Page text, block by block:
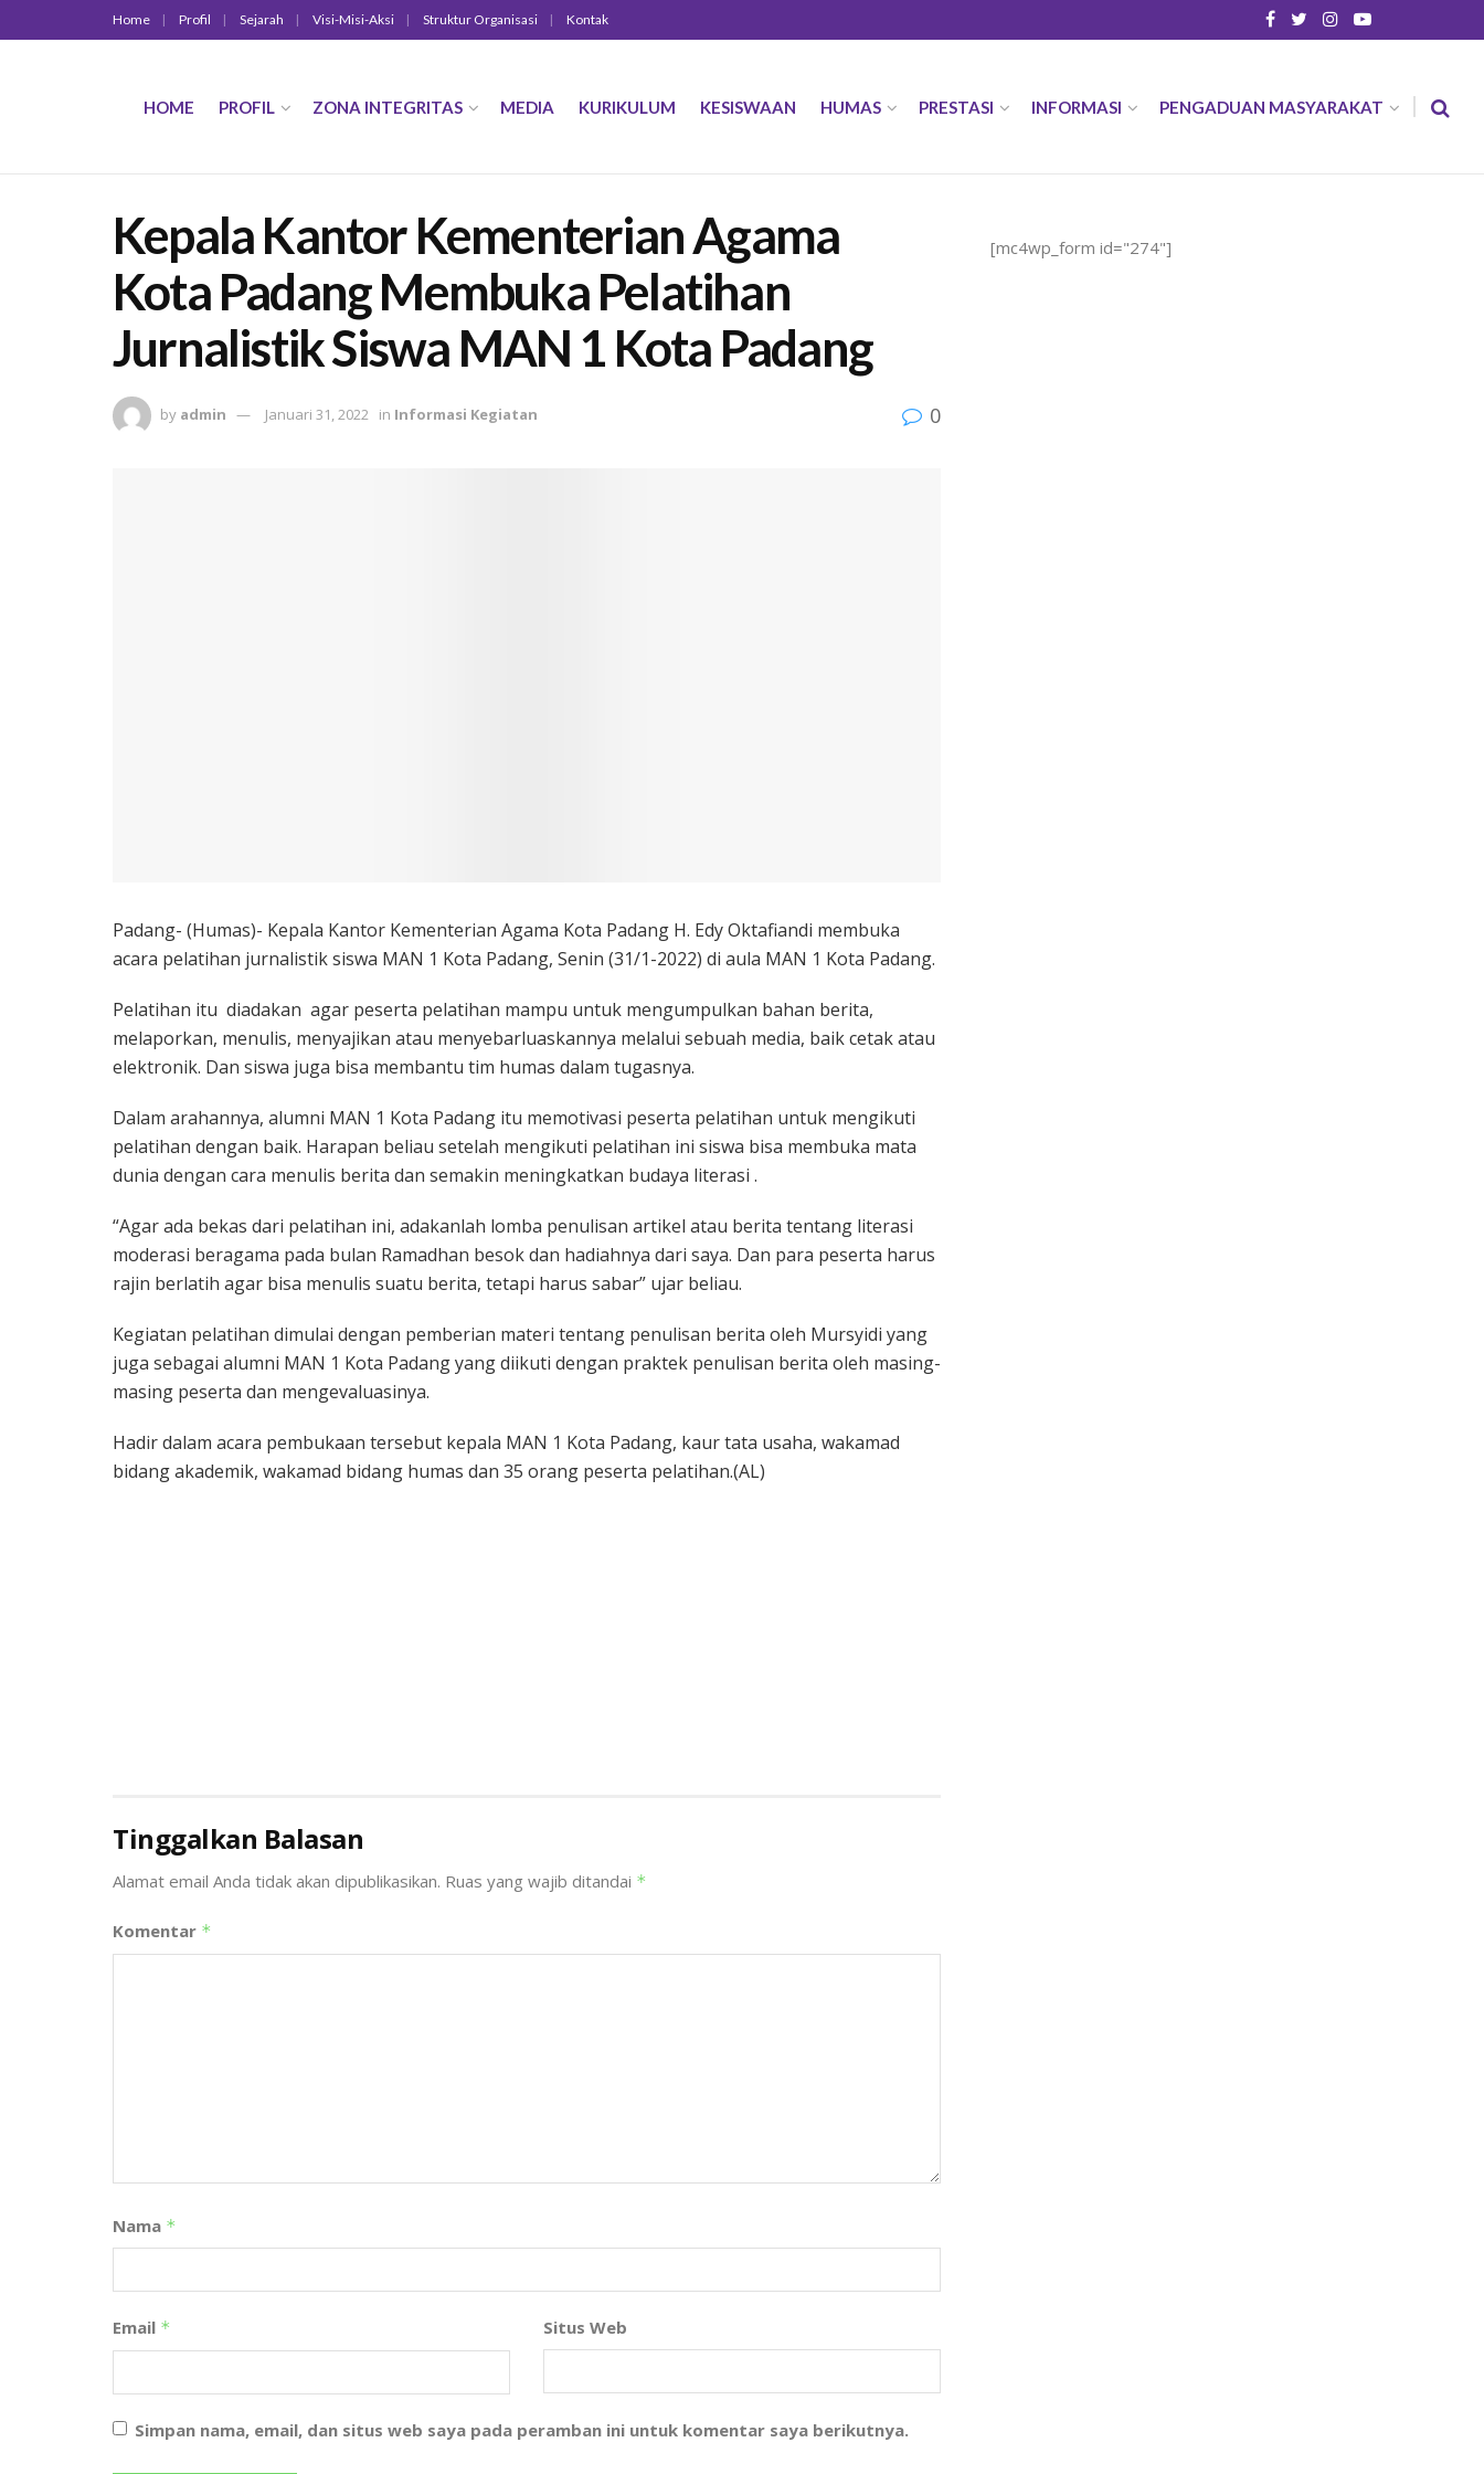
Home Profil Sejarah Visi-Misi-Aksi Struktur Organisasi Kontak
HOME PROFIL ZONA INTEGRITAS MEDIA KURIKULUM KESISWAAN HUMAS PRESTASI INFORMASI PENGADUAN MASYARAKAT
Kepala Kantor Kementerian Agama
Kota Padang Membuka Pelatihan
Jurnalistik Siswa MAN 1 Kota Padang
by admin Januari 31, 2022 in Informasi Kegiatan 0
Padang- (Humas)- Kepala Kantor Kementerian Agama Kota Padang H. Edy Oktafiandi membuka
acara pelatihan jurnalistik siswa MAN 1 Kota Padang, Senin (31/1-2022) di aula MAN 1 Kota Padang.
Pelatihan itu diadakan agar peserta pelatihan mampu untuk mengumpulkan bahan berita,
melaporkan, menulis, menyajikan atau menyebarluaskannya melalui sebuah media, baik cetak atau
elektronik. Dan siswa juga bisa membantu tim humas dalam tugasnya.
Dalam arahannya, alumni MAN 1 Kota Padang itu memotivasi peserta pelatihan untuk mengikuti
pelatihan dengan baik. Harapan beliau setelah mengikuti pelatihan ini siswa bisa membuka mata
dunia dengan cara menulis berita dan semakin meningkatkan budaya literasi .
“Agar ada bekas dari pelatihan ini, adakanlah lomba penulisan artikel atau berita tentang literasi
moderasi beragama pada bulan Ramadhan besok dan hadiahnya dari saya. Dan para peserta harus
rajin berlatih agar bisa menulis suatu berita, tetapi harus sabar” ujar beliau.
Kegiatan pelatihan dimulai dengan pemberian materi tentang penulisan berita oleh Mursyidi yang
juga sebagai alumni MAN 1 Kota Padang yang diikuti dengan praktek penulisan berita oleh masing-
masing peserta dan mengevaluasinya.
Hadir dalam acara pembukaan tersebut kepala MAN 1 Kota Padang, kaur tata usaha, wakamad
bidang akademik, wakamad bidang humas dan 35 orang peserta pelatihan.(AL)
Tinggalkan Balasan
Alamat email Anda tidak akan dipublikasikan. Ruas yang wajib ditandai *
Komentar *
Nama *
Email * Situs Web
Simpan nama, email, dan situs web saya pada peramban ini untuk komentar saya berikutnya.
[mc4wp_form id="274"]